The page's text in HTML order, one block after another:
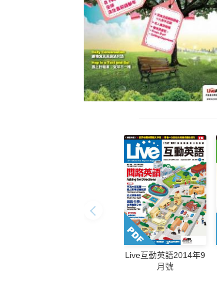
Live互動英語2014年9
月號